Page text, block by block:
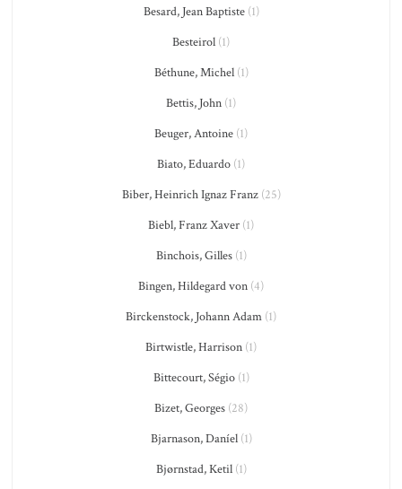
Besard, Jean Baptiste(1)
Besteirol (1)
Béthune, Michel(1)
Bettis, John (1)
Beuger, Antoine (1)
Biato, Eduardo (1)
Biber, Heinrich Ignaz Franz(25)
Biebl, Franz Xaver (1)
Binchois, Gilles(1)
Bingen, Hildegard von (4)
Birckenstock, Johann Adam (1)
Birtwistle, Harrison (1)
Bittecourt, Ségio(1)
Bizet, Georges (28)
Bjarnason, Daníel(1)
Bjørnstad, Ketil(1)